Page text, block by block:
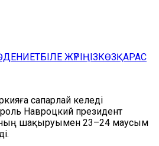
БІЛЕ ЖҮРІҢІЗКӨЗҚАРАС
сапарлай келеді
Навроцкий президент
шақыруымен 23–24 маусым